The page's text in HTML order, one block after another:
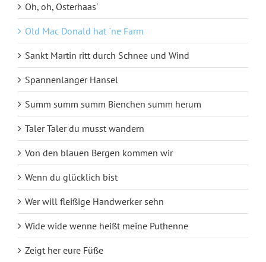
Oh, oh, Osterhaas´
Old Mac Donald hat `ne Farm
Sankt Martin ritt durch Schnee und Wind
Spannenlanger Hansel
Summ summ summ Bienchen summ herum
Taler Taler du musst wandern
Von den blauen Bergen kommen wir
Wenn du glücklich bist
Wer will fleißige Handwerker sehn
Wide wide wenne heißt meine Puthenne
Zeigt her eure Füße